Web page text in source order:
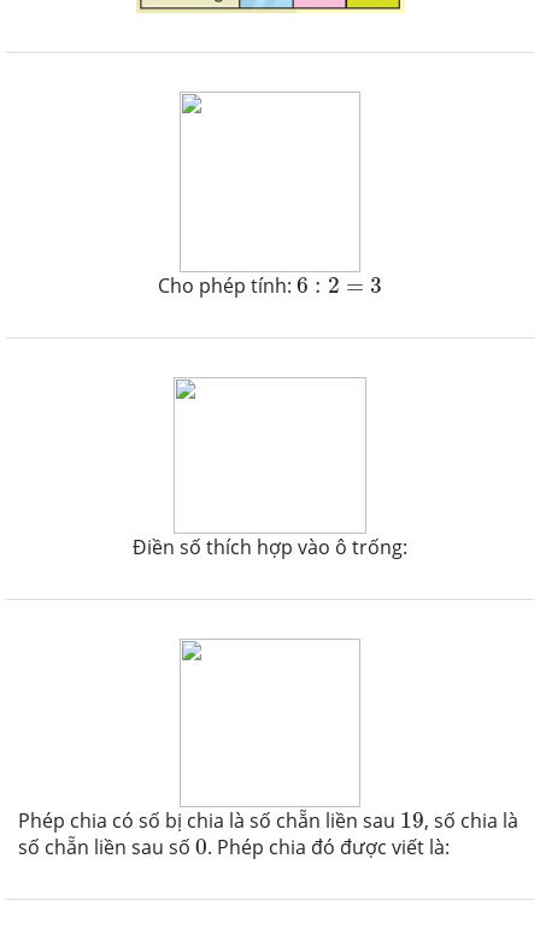
Cho phép tính: 6 : 2 = 3
6:2=3
Điền số thích hợp vào ô trống:
Phép chia có số bị chia là số chẵn liền sau 19
19, số chia là
số chẵn liền sau số 0
0. Phép chia đó được viết là: